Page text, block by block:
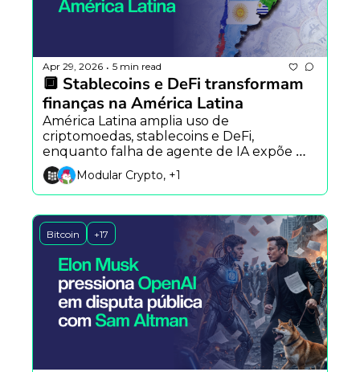
Apr 29, 2026 • 5 min read
🔲 Stablecoins e DeFi transformam
finanças na América Latina
América Latina amplia uso de
criptomoedas, stablecoins e DeFi,
enquanto falha de agente de IA expõe
riscos corporativos e estudo da Stanford
mostra que 35% dos novos sites já são
feitos por IA
Modular Crypto, +1
Bitcoin +17